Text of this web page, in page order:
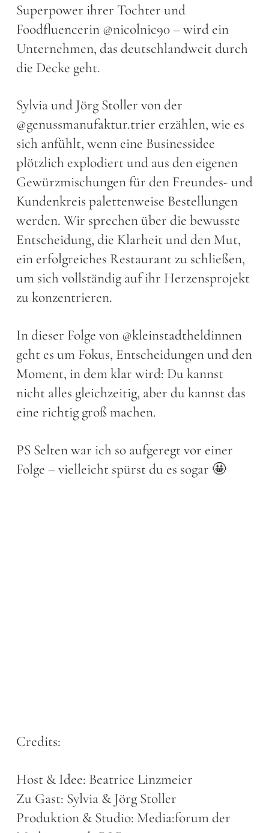
Superpower ihrer Tochter und
Foodfluencerin @nicolnic90 – wird ein
Unternehmen, das deutschlandweit durch
die Decke geht.
Sylvia und Jörg Stoller von der
@genussmanufaktur.trier erzählen, wie es
sich anfühlt, wenn eine Businessidee
plötzlich explodiert und aus den eigenen
Gewürzmischungen für den Freundes- und
Kundenkreis palettenweise Bestellungen
werden. Wir sprechen über die bewusste
Entscheidung, die Klarheit und den Mut,
ein erfolgreiches Restaurant zu schließen,
um sich vollständig auf ihr Herzensprojekt
zu konzentrieren.
In dieser Folge von @kleinstadtheldinnen
geht es um Fokus, Entscheidungen und den
Moment, in dem klar wird: Du kannst
nicht alles gleichzeitig, aber du kannst das
eine richtig groß machen.
PS Selten war ich so aufgeregt vor einer
Folge – vielleicht spürst du es sogar 🤩
Credits:
Host & Idee: Beatrice Linzmeier
Zu Gast: Sylvia & Jörg Stoller
Produktion & Studio: Media:forum der